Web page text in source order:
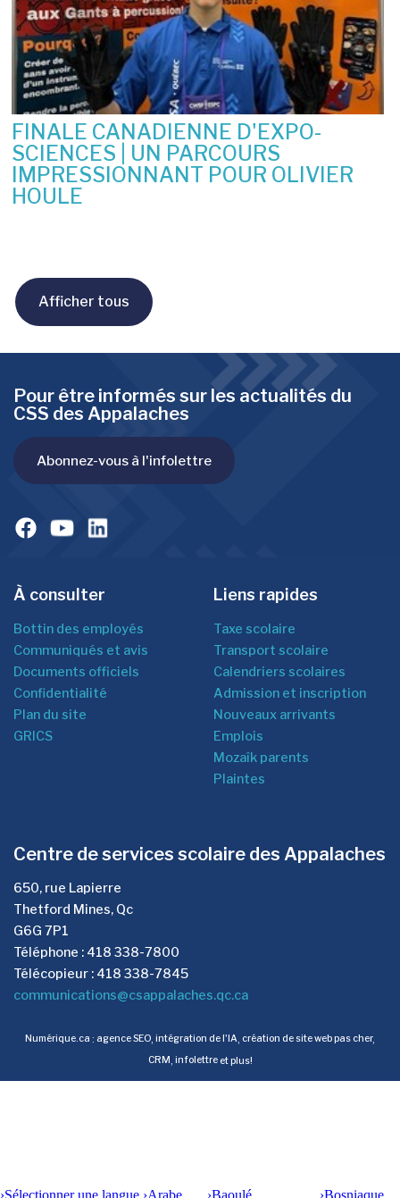
FINALE CANADIENNE D'EXPO-
SCIENCES | UN PARCOURS
IMPRESSIONNANT POUR OLIVIER
HOULE
Afficher tous
Pour être informés sur les actualités du
CSS des Appalaches
Abonnez-vous à l'infolettre
À consulter
Bottin des employés
Communiqués et avis
Documents officiels
Confidentialité
Plan du site
GRICS
Liens rapides
Taxe scolaire
Transport scolaire
Calendriers scolaires
Admission et inscription
Nouveaux arrivants
Emplois
Mozaîk parents
Plaintes
Centre de services scolaire des Appalaches
650, rue Lapierre
Thetford Mines, Qc
G6G 7P1
Téléphone : 418 338-7800
Télécopieur : 418 338-7845
communications@csappalaches.qc.ca
Numérique.ca : agence SEO intégration de l'IA création de site web pas cher,
CRM infolettreet plus!